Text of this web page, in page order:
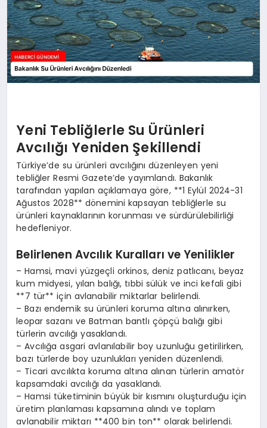
Yeni Tebliğlerle Su Ürünleri
Avcılığı Yeniden Şekillendi
Türkiye’de su ürünleri avcılığını düzenleyen yeni
tebliğler Resmi Gazete’de yayımlandı. Bakanlık
tarafından yapılan açıklamaya göre, **1 Eylül 2024-31
Ağustos 2028** dönemini kapsayan tebliğlerle su
ürünleri kaynaklarının korunması ve sürdürülebilirliği
hedefleniyor.
Belirlenen Avcılık Kuralları ve Yenilikler
– Hamsi, mavi yüzgeçli orkinos, deniz patlıcanı, beyaz
kum midyesi, yılan balığı, tıbbi sülük ve inci kefali gibi
**7 tür** için avlanabilir miktarlar belirlendi.
– Bazı endemik su ürünleri koruma altına alınırken,
leopar sazanı ve Batman bantlı çöpçü balığı gibi
türlerin avcılığı yasaklandı.
– Avcılığa asgari avlanılabilir boy uzunluğu getirilirken,
bazı türlerde boy uzunlukları yeniden düzenlendi.
– Ticari avcılıkta koruma altına alınan türlerin amatör
kapsamdaki avcılığı da yasaklandı.
– Hamsi tüketiminin büyük bir kısmını oluşturduğu için
üretim planlaması kapsamına alındı ve toplam
avlanabilir miktarı **400 bin ton** olarak belirlendi.